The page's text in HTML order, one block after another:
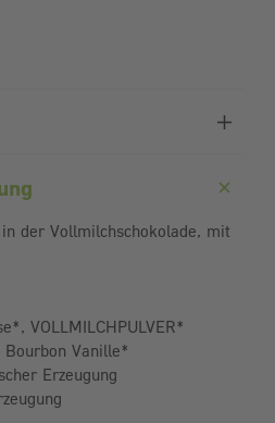
der Vollmilchschokolade, mit
VOLLMILCHPULVER*
Vanille*
Erzeugung